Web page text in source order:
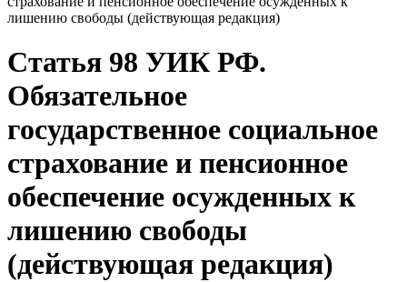
лишению свободы (действующая редакция)
Статья 98 УИК РФ.
Обязательное
государственное социальное
страхование и пенсионное
обеспечение осужденных к
лишению свободы
(действующая редакция)